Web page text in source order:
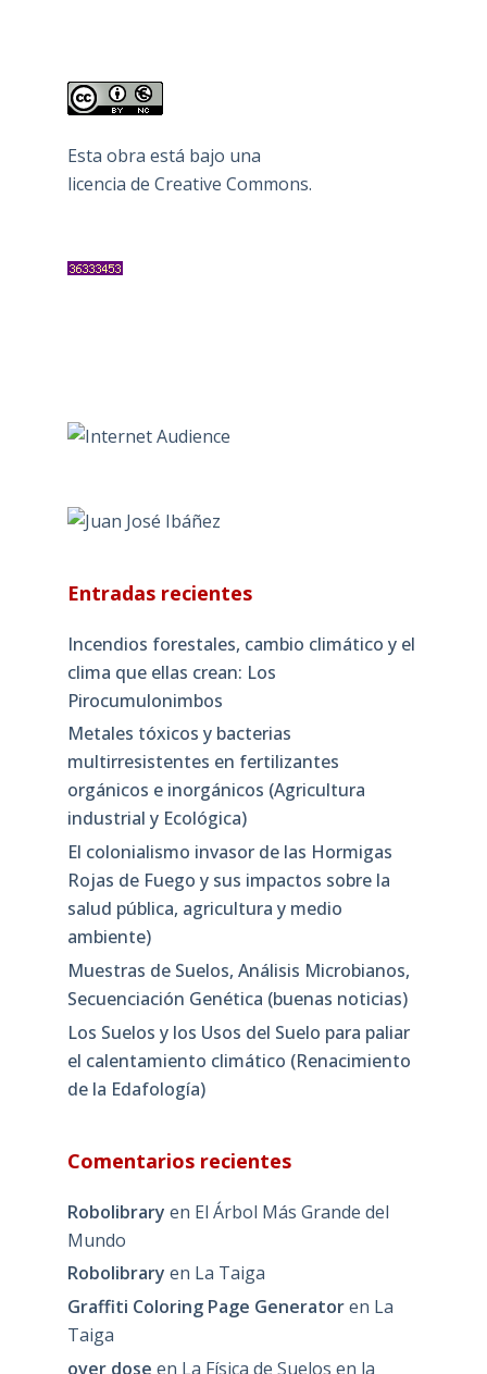
Esta obra está bajo una
licencia de Creative Commons.
Entradas recientes
Incendios forestales, cambio climático y el
clima que ellas crean: Los
Pirocumulonimbos
Metales tóxicos y bacterias
multirresistentes en fertilizantes
orgánicos e inorgánicos (Agricultura
industrial y Ecológica)
El colonialismo invasor de las Hormigas
Rojas de Fuego y sus impactos sobre la
salud pública, agricultura y medio
ambiente)
Muestras de Suelos, Análisis Microbianos,
Secuenciación Genética (buenas noticias)
Los Suelos y los Usos del Suelo para paliar
el calentamiento climático (Renacimiento
de la Edafología)
Comentarios recientes
Robolibrary en El Árbol Más Grande del
Mundo
Robolibrary en La Taiga
Graffiti Coloring Page Generatoren La
Taiga
over dose en La Física de Suelos en la